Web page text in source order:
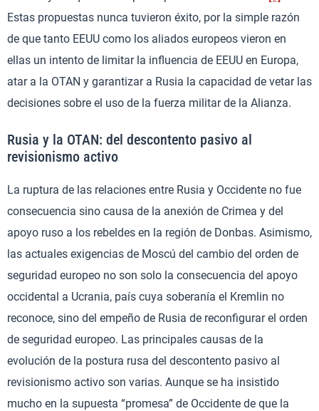
Estas propuestas nunca tuvieron éxito, por la simple razón
de que tanto EEUU como los aliados europeos vieron en
ellas un intento de limitar la influencia de EEUU en Europa,
atar a la OTAN y garantizar a Rusia la capacidad de vetar las
decisiones sobre el uso de la fuerza militar de la Alianza.
Rusia y la OTAN: del descontento pasivo al
revisionismo activo
La ruptura de las relaciones entre Rusia y Occidente no fue
consecuencia sino causa de la anexión de Crimea y del
apoyo ruso a los rebeldes en la región de Donbas. Asimismo,
las actuales exigencias de Moscú del cambio del orden de
seguridad europeo no son solo la consecuencia del apoyo
occidental a Ucrania, país cuya soberanía el Kremlin no
reconoce, sino del empeño de Rusia de reconfigurar el orden
de seguridad europeo. Las principales causas de la
evolución de la postura rusa del descontento pasivo al
revisionismo activo son varias. Aunque se ha insistido
mucho en la supuesta “promesa” de Occidente de que la